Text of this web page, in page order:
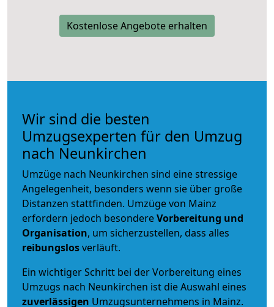
Kostenlose Angebote erhalten
Wir sind die besten
Umzugsexperten für den Umzug
nach Neunkirchen
Umzüge nach Neunkirchen sind eine stressige
Angelegenheit, besonders wenn sie über große
Distanzen stattfinden. Umzüge von Mainz
erfordern jedoch besondereVorbereitung und
Organisation, um sicherzustellen, dass alles
reibungslosverläuft.
Ein wichtiger Schritt bei der Vorbereitung eines
Umzugs nach Neunkirchen ist die Auswahl eines
zuverlässigen Umzugsunternehmens in Mainz.